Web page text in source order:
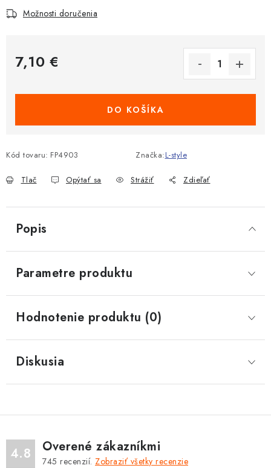
Možnosti doručenia
7,10 €
DO KOŠÍKA
Kód tovaru: FP4903 Značka:L-style
Tlač Opýtať sa Strážiť Zdieľať
Popis
Parametre produktu
Hodnotenie produktu (0)
Diskusia
4.8 Overené zákazníkmi
745 recenzií. Zobraziť všetky recenzie